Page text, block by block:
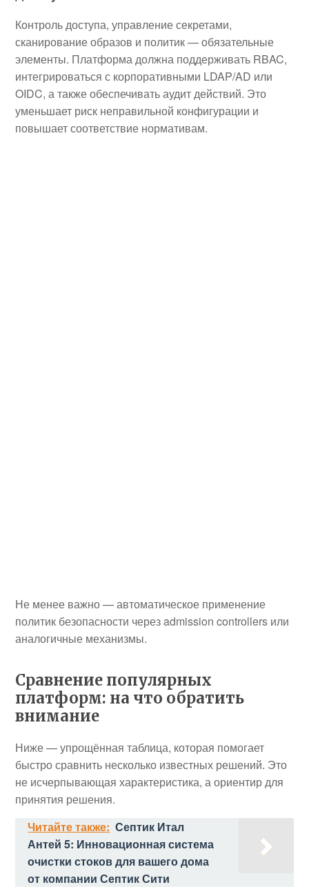
Контроль доступа, управление секретами,
сканирование образов и политик — обязательные
элементы. Платформа должна поддерживать RBAC,
интегрироваться с корпоративными LDAP/AD или
OIDC, а также обеспечивать аудит действий. Это
уменьшает риск неправильной конфигурации и
повышает соответствие нормативам.
Не менее важно — автоматическое применение
политик безопасности через admission controllers или
аналогичные механизмы.
Сравнение популярных
платформ: на что обратить
внимание
Ниже — упрощённая таблица, которая помогает
быстро сравнить несколько известных решений. Это
не исчерпывающая характеристика, а ориентир для
принятия решения.
Читайте также: Септик Итал
Антей 5: Инновационная система
очистки стоков для вашего дома
от компании Септик Сити